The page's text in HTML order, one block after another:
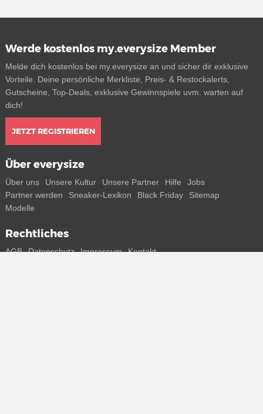
Werde kostenlos my.everysize Member
Melde dich kostenlos bei my.everysize an und sicher dir exklusive
Vorteile. Deine persönliche Merkliste, Preis- & Restockalerts,
Gutscheine, Top-Deals, exklusive Gewinnspiele uvm. warten auf
dich!
JETZT REGISTRIEREN
Über everysize
Über uns Unsere Kultur Unsere Partner Hilfe
Jobs
Partner werden
Sneaker-Lexikon Black Friday
Sitemap
Modelle
Rechtliches
AGB Datenschutz Impressum Kontakt